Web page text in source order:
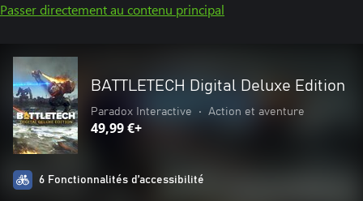
Passer directement au contenu principal
BATTLETECH Digital Deluxe Edition
Paradox Interactive • Action et aventure
49,99 €+
6 Fonctionnalités d’accessibilité